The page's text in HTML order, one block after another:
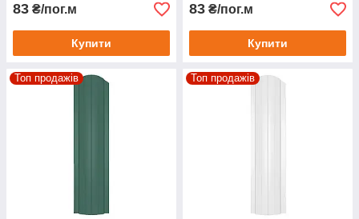
83 ₴/пог.м
Купити
83 ₴/пог.м
Купити
Топ продажів Топ продажів